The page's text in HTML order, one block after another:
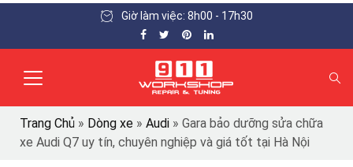
Giờ làm việc: 8h00 - 17h30
Trang Chủ » Dòng xe » Audi » Gara bảo dưỡng sửa chữa
xe Audi Q7 uy tín, chuyên nghiệp và giá tốt tại Hà Nội